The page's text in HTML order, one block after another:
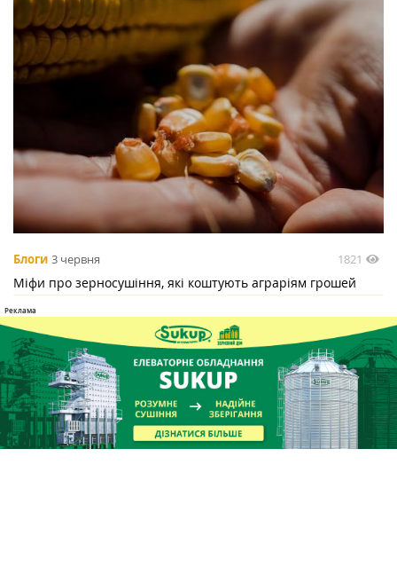
Блоги 3 червня 1821
Міфи про зерносушіння, які коштують аграріям грошей